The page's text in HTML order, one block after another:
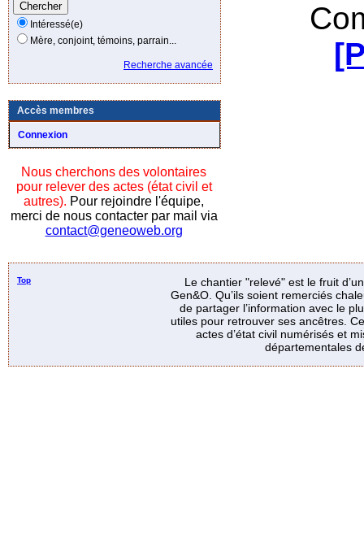
Intéressé(e)
Mère, conjoint, témoins, parrain...
Recherche avancée
Accès membres
Connexion
Nous cherchons des volontaires
pour relever des actes (état civil et
autres). Pour rejoindre l'équipe,
merci de nous contacter par mail via
contact@geneoweb.org
Top
Le chantier "relevé" est le fruit
Gen&O. Qu’ils soient remerciés
de partager l’information avec le
utiles pour retrouver ses ancêtres.
actes d’état civil numérisés et
départementales